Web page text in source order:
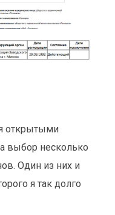
открытыми
выбор несколько
Один из них и
я так долго